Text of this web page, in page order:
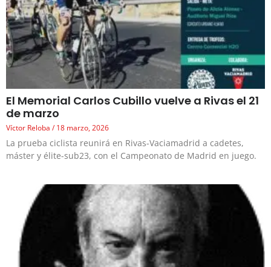
El Memorial Carlos Cubillo vuelve a Rivas el 21
de marzo
Víctor Reloba 18 marzo, 2026
La prueba ciclista reunirá en Rivas-Vaciamadrid a cadetes,
máster y élite-sub23, con el Campeonato de Madrid en juego.